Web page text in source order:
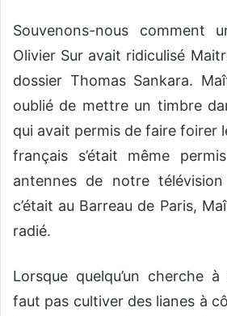
Souvenons-nous comment
Olivier Sur avait ridiculisé
dossier Thomas Sankara.
oublié de mettre un timbre
qui avait permis de faire foirer
français s’était même
antennes de notre
c’était au Barreau de Paris,
radié.
Lorsque quelqu’un cherche
faut pas cultiver des lianes à